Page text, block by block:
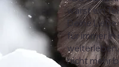
warst ein
Deine
für immer in
nicht mehr